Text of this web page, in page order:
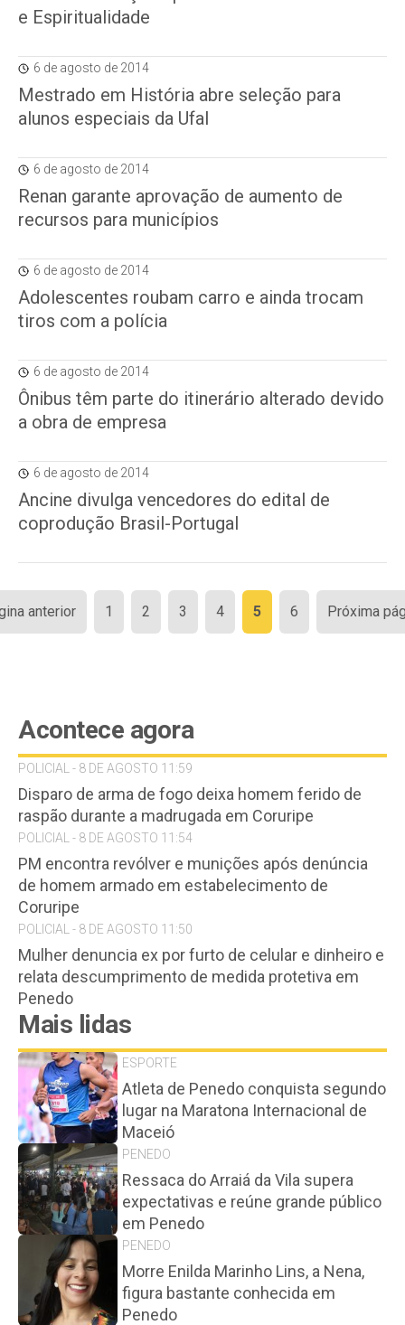
e Espiritualidade
6 de agosto de 2014
Mestrado em História abre seleção para
alunos especiais da Ufal
6 de agosto de 2014
Renan garante aprovação de aumento de
recursos para municípios
6 de agosto de 2014
Adolescentes roubam carro e ainda trocam
tiros com a polícia
6 de agosto de 2014
Ônibus têm parte do itinerário alterado devido
a obra de empresa
6 de agosto de 2014
Ancine divulga vencedores do edital de
coprodução Brasil-Portugal
Paginação
de
anterior 1 2 3 4 5 6 Próxima
Acontece agora
POLICIAL - 8 DE AGOSTO 11:59
Disparo de arma de fogo deixa homem ferido de
raspão durante a madrugada em Coruripe
POLICIAL - 8 DE AGOSTO 11:54
PM encontra revólver e munições após denúncia
de homem armado em estabelecimento de
Coruripe
POLICIAL - 8 DE AGOSTO 11:50
Mulher denuncia ex por furto de celular e dinheiro e
relata descumprimento de medida protetiva em
Penedo
Mais lidas
ESPORTE
Atleta de Penedo conquista segundo
lugar na Maratona Internacional de
Maceió
PENEDO
Ressaca do Arraiá da Vila supera
expectativas e reúne grande público
em Penedo
PENEDO
Morre Enilda Marinho Lins, a Nena,
figura bastante conhecida em
Penedo